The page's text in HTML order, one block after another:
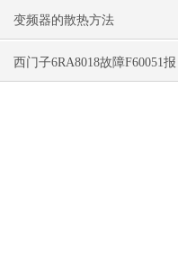
变频器的散热方法
西门子6RA8018故障F60051报